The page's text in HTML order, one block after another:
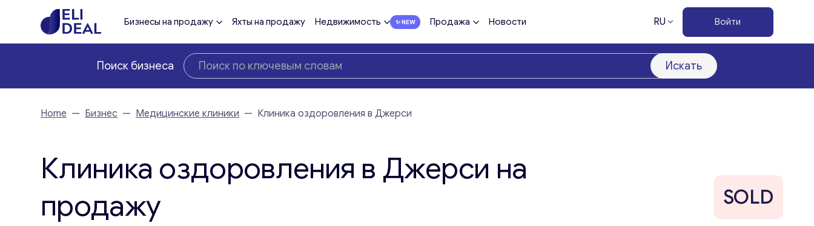
Бизнесы на продажу Яхты на продажу Недвижимость Продажа Новости RU Войти
Поиск бизнеса Искать
Home — Бизнес — Медицинские клиники — Клиника оздоровления в Джерси
Клиника оздоровления в Джерси на
продажу
SOLD